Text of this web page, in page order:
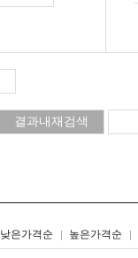
낮은가격순 높은가격순